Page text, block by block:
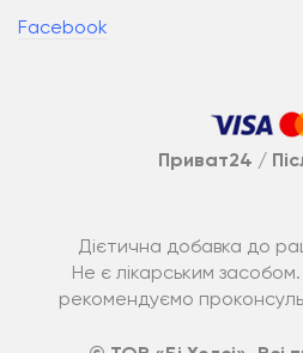
Facebook
Приват24 /
Дієтична добавка до
Не є лікарським
рекомендуємо